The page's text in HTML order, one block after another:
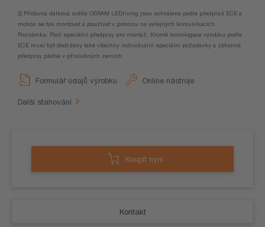
2) Přídavná dálková světla OSRAM LEDriving jsou schválena podle předpisů ECE a
mohou se tak montovat a používat v provozu na veřejných komunikacích.
Poznámka: Platí speciální předpisy pro montáž. Kromě homologace výrobku podle
ECE musí být dodrženy také všechny individuální speciální požadavky a zákonné
předpisy platné v příslušných zemích.
Formulář údajů výrobku Online nástroje
Další stahování
Koupit nyní
Kontakt